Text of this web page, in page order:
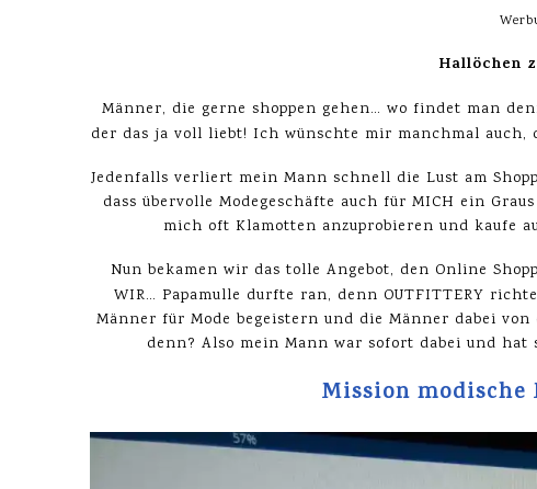
Hallöchen
Männer, die gerne shoppen gehen… wo findet man
der das ja voll liebt! Ich wünschte mir manchmal auch,
Jedenfalls verliert mein Mann schnell die Lust am
dass übervolle Modegeschäfte auch für MICH ein
mich oft Klamotten anzuprobieren und kaufe
Nun bekamen wir das tolle Angebot, den Online
WIR… Papamulle durfte ran, denn OUTFITTERY
Männer für Mode begeistern und die Männer dabei
denn? Also mein Mann war sofort dabei und
Mission